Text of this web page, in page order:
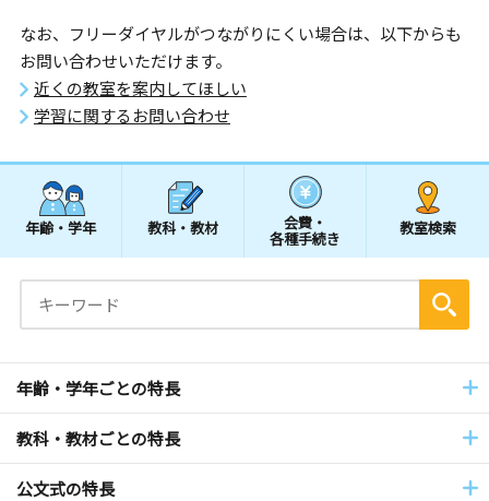
なお、フリーダイヤルがつながりにくい場合は、以下からも
お問い合わせいただけます。
近くの教室を案内してほしい
学習に関するお問い合わせ
年齢・学年 教科・教材 会費・
各種手続き
教室検索
年齢・学年ごとの特長
教科・教材ごとの特長
公文式の特長